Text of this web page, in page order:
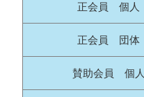
正会員 個人
正会員 団体
賛助会員 個人